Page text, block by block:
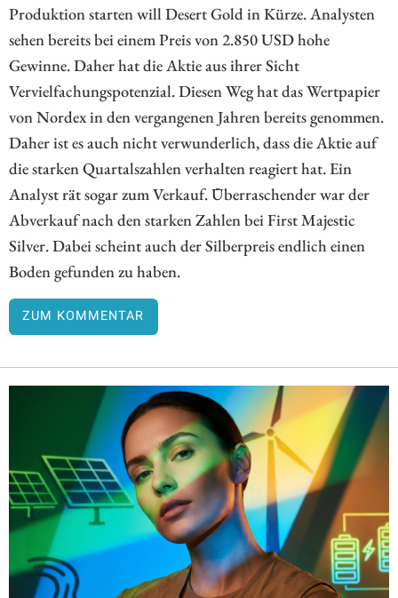
Produktion starten will Desert Gold in Kürze. Analysten
sehen bereits bei einem Preis von 2.850 USD hohe
Gewinne. Daher hat die Aktie aus ihrer Sicht
Vervielfachungspotenzial. Diesen Weg hat das Wertpapier
von Nordex in den vergangenen Jahren bereits genommen.
Daher ist es auch nicht verwunderlich, dass die Aktie auf
die starken Quartalszahlen verhalten reagiert hat. Ein
Analyst rät sogar zum Verkauf. Überraschender war der
Abverkauf nach den starken Zahlen bei First Majestic
Silver. Dabei scheint auch der Silberpreis endlich einen
Boden gefunden zu haben.
ZUM KOMMENTAR